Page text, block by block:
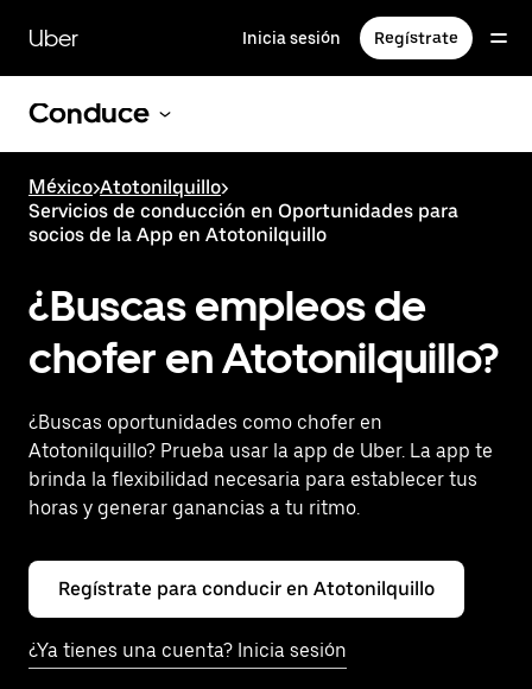
contenido
principal
Uber Inicia sesión Regístrate
Conduce
México>Atotonilquillo>
Servicios de conducción en Oportunidades para
socios de la App en Atotonilquillo
¿Buscas empleos de
chofer en Atotonilquillo?
¿Buscas oportunidades como chofer en
Atotonilquillo? Prueba usar la app de Uber. La app te
brinda la flexibilidad necesaria para establecer tus
horas y generar ganancias a tu ritmo.
Regístrate para conducir en Atotonilquillo
¿Ya tienes una cuenta? Inicia sesión